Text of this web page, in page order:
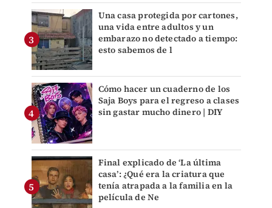
Una casa protegida por cartones,
una vida entre adultos y un
embarazo no detectado a tiempo:
esto sabemos de l
Cómo hacer un cuaderno de los
Saja Boys para el regreso a clases
sin gastar mucho dinero | DIY
Final explicado de ‘La última
casa’: ¿Qué era la criatura que
tenía atrapada a la familia en la
película de Ne